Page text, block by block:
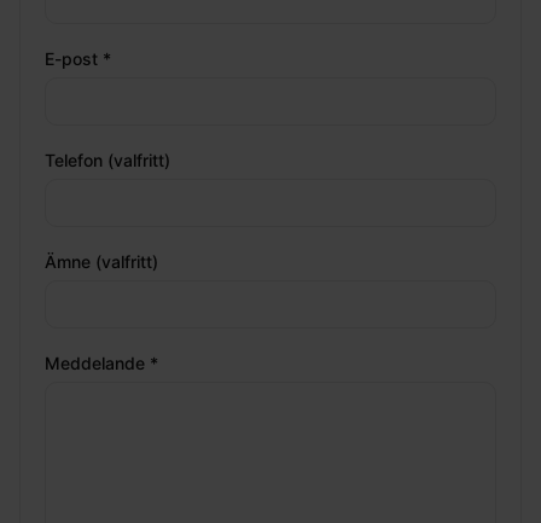
E-post *
Telefon (valfritt)
Ämne (valfritt)
Meddelande *